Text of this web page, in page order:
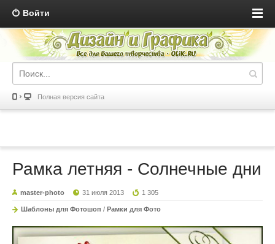
Войти
Полная версия сайта
Рамка летняя - Солнечные дни
master-photo 31 июля 2013 1 305
Шаблоны для Фотошоп / Рамки для Фото